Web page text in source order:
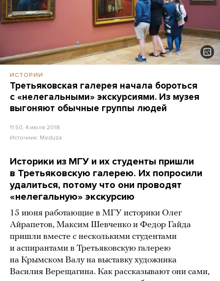
ИСТОРИИ
Третьяковская галерея начала бороться
с «нелегальными» экскурсиями. Из музея
выгоняют обычные группы людей
11:50, 4 июля 2018
Источник: Meduza
Историки из МГУ и их студенты пришли
в Третьяковскую галерею. Их попросили
удалиться, потому что они проводят
«нелегальную» экскурсию
15 июня работающие в МГУ историки Олег
Айрапетов, Максим Шевченко и Федор Гайда
пришли вместе с несколькими студентами
и аспирантами в Третьяковскую галерею
на Крымском Валу на выставку художника
Василия Верещагина. Как рассказывают они сами,